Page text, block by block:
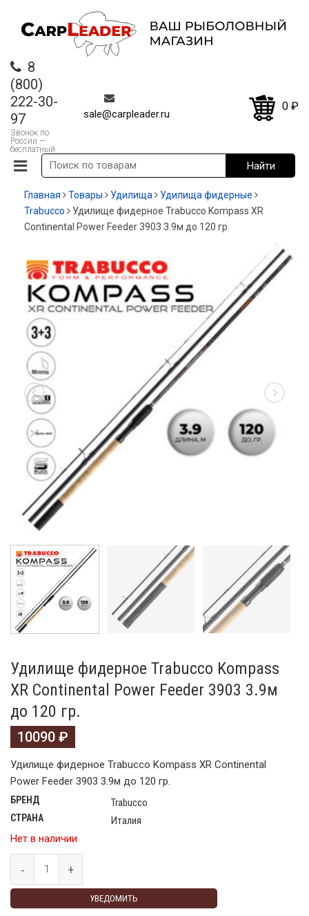
8
(800)
222-30-
97
Звонок по
России —
бесплатный
sale@carpleader.ru
0 ₽
Главная Товары Удилища
Удилища фидерные
Trabucco
Удилище фидерное Trabucco Kompass XR
Continental Power Feeder 3903 3.9м до 120 гр.
Удилище фидерное Trabucco Kompass
XR Continental Power Feeder 3903 3.9м
до 120 гр.
10090 ₽
Удилище фидерное Trabucco Kompass XR Continental
Power Feeder 3903 3.9м до 120 гр.
БРЕНД Trabucco
СТРАНА
Италия
Нет в наличии
УВЕДОМИТЬ